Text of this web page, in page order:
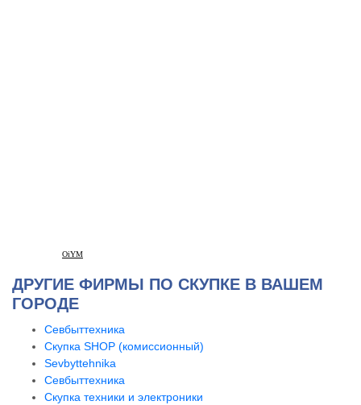
OiYM
ДРУГИЕ ФИРМЫ ПО СКУПКЕ В ВАШЕМ
ГОРОДЕ
Севбыттехника
Скупка SHOP (комиссионный)
Sevbyttehnika
Севбыттехника
Скупка техники и электроники